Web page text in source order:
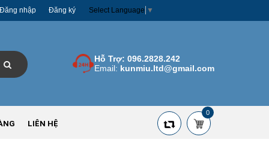
Đăng nhập Đăng ký Select Language ▼
Hỗ Trợ: 096.2828.242
Email: kunmiu.ltd@gmail.com
LIÊN HỆ
0